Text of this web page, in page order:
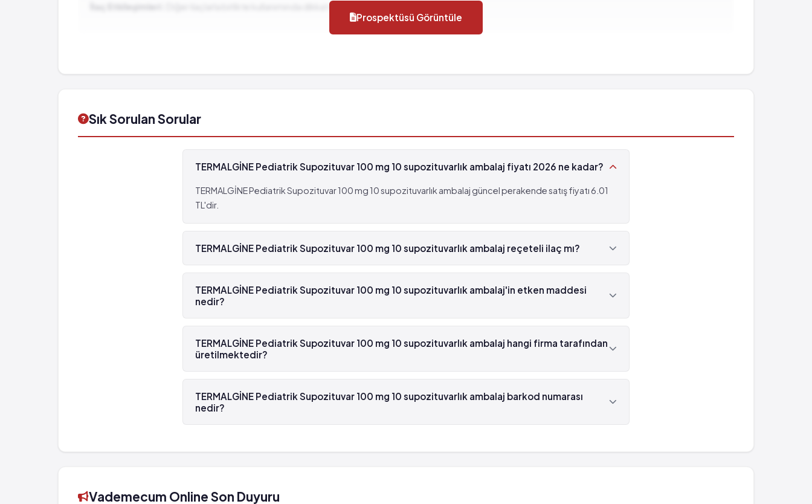
Yaygın: 10 hastanın birinden az, fakat 100 hastanın birinden fazla görülebilir (%1 - %10)
Diğer ilaçlarla birlikte kullanımında dikkat edilmesi gereken durumlar...
Prospektüsü Görüntüle
Sık Sorulan Sorular
TERMALGİNE Pediatrik Supozituvar 100 mg 10 supozituvarlık ambalaj fiyatı 2026 ne kadar?
TERMALGİNE Pediatrik Supozituvar 100 mg 10 supozituvarlık ambalaj güncel perakende satış fiyatı 6.01
TL'dir.
TERMALGİNE Pediatrik Supozituvar 100 mg 10 supozituvarlık ambalaj reçeteli ilaç mı?
Evet, TERMALGİNE Pediatrik Supozituvar 100 mg 10 supozituvarlık ambalaj beyaz reçetelidir.
TERMALGİNE Pediatrik Supozituvar 100 mg 10 supozituvarlık ambalaj'in etken maddesi
nedir?
TERMALGİNE Pediatrik Supozituvar 100 mg 10 supozituvarlık ambalaj'in etken maddesi Parasetamol 'dür.
TERMALGİNE Pediatrik Supozituvar 100 mg 10 supozituvarlık ambalaj hangi firma tarafından
üretilmektedir?
TERMALGİNE Pediatrik Supozituvar 100 mg 10 supozituvarlık ambalaj , Novartis tarafından üretilmektedir.
TERMALGİNE Pediatrik Supozituvar 100 mg 10 supozituvarlık ambalaj barkod numarası
nedir?
Vademecum Online Son Duyuru